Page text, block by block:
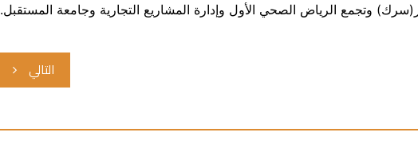
وتجمع الرياض الصحي الأول وإدارة المشاريع التجارية وجامعة المستقبل.
التالي